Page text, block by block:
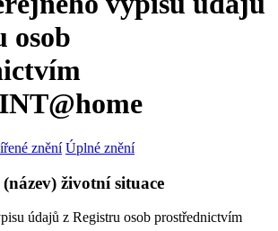
osob
znění Úplné znění
životní situace
údajů z Registru osob prostřednictvím